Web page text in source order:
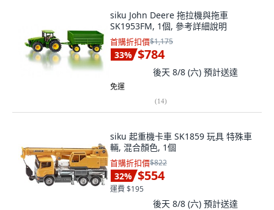
siku John Deere 拖拉機與拖車
SK1953FM, 1個, 參考詳細說明
首購折扣價$1,175
33% $784
後天 8/8 (六) 預計送達
免運
(14)
siku 起重機卡車 SK1859 玩具 特殊車
輛, 混合顏色, 1個
首購折扣價$822
32% $554
運費 $195
後天 8/8 (六) 預計送達